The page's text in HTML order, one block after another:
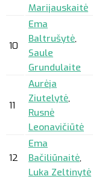
Marijauskaitė
10
Ema
Baltrušytė,
Saule
Grundulaite
11
Aurėja
Ziutelytė,
Rusnė
Leonavičiūtė
12
Ema
Bačiliūnaitė,
Luka Zeltinytė